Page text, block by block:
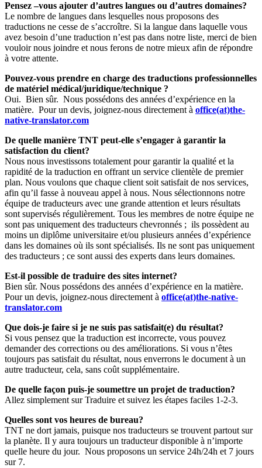
Pensez –vous ajouter d’autres langues ou d’autres domaines?
Le nombre de langues dans lesquelles nous proposons des
traductions ne cesse de s’accroître. Si la langue dans laquelle vous
avez besoin d’une traduction n’est pas dans notre liste, merci de bien
vouloir nous joindre et nous ferons de notre mieux afin de répondre
à votre attente.
Pouvez-vous prendre en charge des traductions professionnelles
de matériel médical/juridique/technique ?
Oui. Bien sûr. Nous possédons des années d’expérience en la
matière. Pour un devis, joignez-nous directement à office(at)the-
native-translator.com
De quelle manière TNT peut-elle s’engager à garantir la
satisfaction du client?
Nous nous investissons totalement pour garantir la qualité et la
rapidité de la traduction en offrant un service clientèle de premier
plan. Nous voulons que chaque client soit satisfait de nos services,
afin qu’il fasse à nouveau appel à nous. Nous sélectionnons notre
équipe de traducteurs avec une grande attention et leurs résultats
sont supervisés régulièrement. Tous les membres de notre équipe ne
sont pas uniquement des traducteurs chevronnés ; ils possèdent au
moins un diplôme universitaire et/ou plusieurs années d’expérience
dans les domaines où ils sont spécialisés. Ils ne sont pas uniquement
des traducteurs ; ce sont aussi des experts dans leurs domaines.
Est-il possible de traduire des sites internet?
Bien sûr. Nous possédons des années d’expérience en la matière.
Pour un devis, joignez-nous directement à office(at)the-native-
translator.com
Que dois-je faire si je ne suis pas satisfait(e) du résultat?
Si vous pensez que la traduction est incorrecte, vous pouvez
demander des corrections ou des améliorations. Si vous n’êtes
toujours pas satisfait du résultat, nous enverrons le document à un
autre traducteur, cela, sans coût supplémentaire.
De quelle façon puis-je soumettre un projet de traduction?
Allez simplement sur Traduire et suivez les étapes faciles 1-2-3.
Quelles sont vos heures de bureau?
TNT ne dort jamais, puisque nos traducteurs se trouvent partout sur
la planète. Il y aura toujours un traducteur disponible à n’importe
quelle heure du jour. Nous proposons un service 24h/24h et 7 jours
sur 7.